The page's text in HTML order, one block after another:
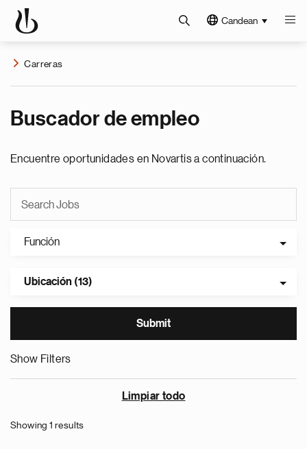
Candean
Carreras
Buscador de empleo
Encuentre oportunidades en Novartis a continuación.
Función
Ubicación (13)
Show Filters
Limpiar todo
Showing 1 results